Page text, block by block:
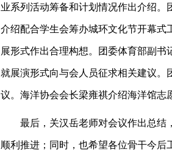
业系列活动筹备和计划情况作出介绍。
介绍配合学生会筹办城环文化节开幕式
展形式作出合理构想。团委体育部副
就展演形式向与会人员征求相关建议
议。海洋协会会长梁雍祺介绍海洋馆志
最后，关汉岳老师对会议作出总结
顺利推进；同时，也希望各位骨干今后